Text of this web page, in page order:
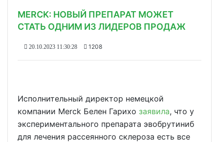
MERCK: НОВЫЙ ПРЕПАРАТ МОЖЕТ
СТАТЬ ОДНИМ ИЗ ЛИДЕРОВ ПРОДАЖ
20.10.2023 11:30:28 1208
Исполнительный директор немецкой
компании Merck Белен Гарихо заявила, что у
экспериментального препарата эвобрутиниб
для лечения рассеянного склероза есть все